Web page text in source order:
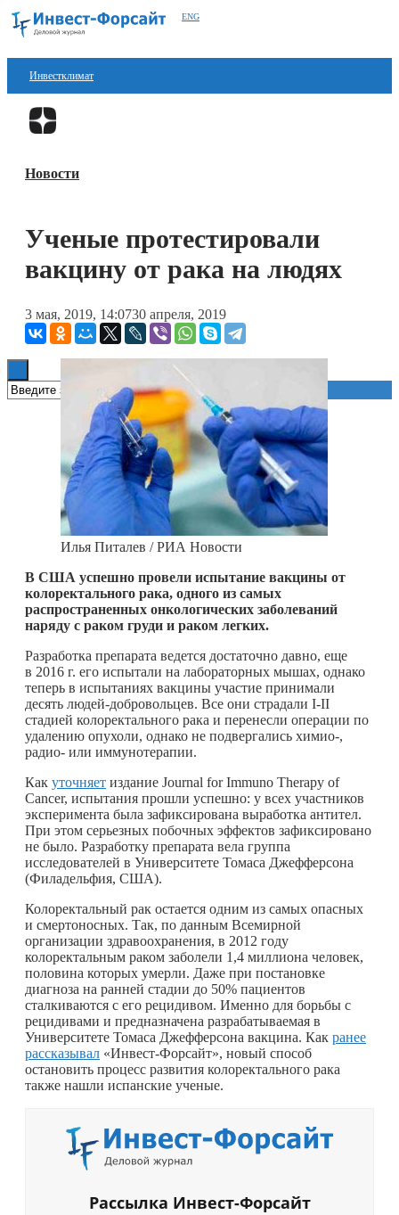
ENG
Инвестклимат
Финансы
Блокчейн
Книги
Новости
Ученые протестировали
вакцину от рака на людях
3 мая, 2019, 14:0730 апреля, 2019
Илья Питалев / РИА Новости
В США успешно провели испытание вакцины от
колоректального рака, одного из самых
распространенных онкологических заболеваний
наряду с раком груди и раком легких.
Разработка препарата ведется достаточно давно, еще
в 2016 г. его испытали на лабораторных мышах, однако
теперь в испытаниях вакцины участие принимали
десять людей-добровольцев. Все они страдали I-II
стадией колоректального рака и перенесли операции по
удалению опухоли, однако не подвергались химио-,
радио- или иммунотерапии.
Как уточняет издание Journal for Immuno Therapy of
Cancer, испытания прошли успешно: у всех участников
эксперимента была зафиксирована выработка антител.
При этом серьезных побочных эффектов зафиксировано
не было. Разработку препарата вела группа
исследователей в Университете Томаса Джефферсона
(Филадельфия, США).
Колоректальный рак остается одним из самых опасных
и смертоносных. Так, по данным Всемирной
организации здравоохранения, в 2012 году
колоректальным раком заболели 1,4 миллиона человек,
половина которых умерли. Даже при постановке
диагноза на ранней стадии до 50% пациентов
сталкиваются с его рецидивом. Именно для борьбы с
рецидивами и предназначена разрабатываемая в
Университете Томаса Джефферсона вакцина. Как ранее
рассказывал «Инвест-Форсайт», новый способ
остановить процесс развития колоректального рака
также нашли испанские ученые.
Рассылка Инвест-Форсайт